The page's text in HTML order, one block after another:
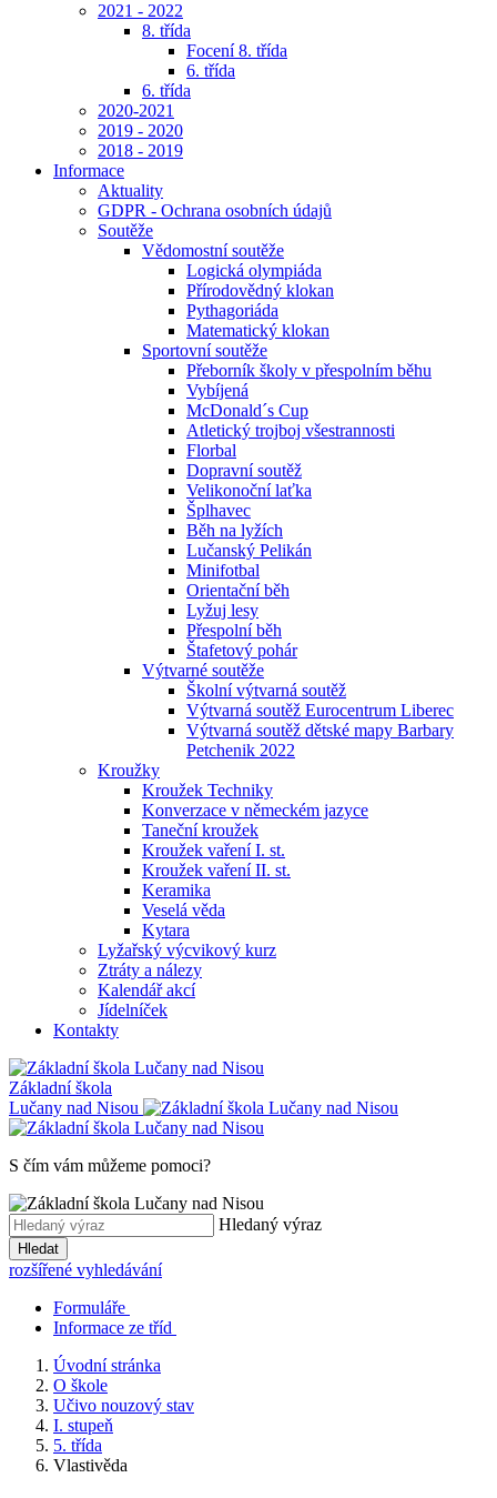
2021 - 2022
8. třída
Focení 8. třída
6. třída
6. třída
2020-2021
2019 - 2020
2018 - 2019
Informace
Aktuality
GDPR - Ochrana osobních údajů
Soutěže
Vědomostní soutěže
Logická olympiáda
Přírodovědný klokan
Pythagoriáda
Matematický klokan
Sportovní soutěže
Přeborník školy v přespolním běhu
Vybíjená
McDonald´s Cup
Atletický trojboj všestrannosti
Florbal
Dopravní soutěž
Velikonoční laťka
Šplhavec
Běh na lyžích
Lučanský Pelikán
Minifotbal
Orientační běh
Lyžuj lesy
Přespolní běh
Štafetový pohár
Výtvarné soutěže
Školní výtvarná soutěž
Výtvarná soutěž Eurocentrum Liberec
Výtvarná soutěž dětské mapy Barbary
Petchenik 2022
Kroužky
Kroužek Techniky
Konverzace v německém jazyce
Taneční kroužek
Kroužek vaření I. st.
Kroužek vaření II. st.
Keramika
Veselá věda
Kytara
Lyžařský výcvikový kurz
Ztráty a nálezy
Kalendář akcí
Jídelníček
Kontakty
Základní škola
Lučany nad Nisou
S čím vám můžeme pomoci?
Hledaný výraz
Hledat
rozšířené vyhledávání
Formuláře
Informace ze tříd
Úvodní stránka
O škole
Učivo nouzový stav
I. stupeň
5. třída
Vlastivěda